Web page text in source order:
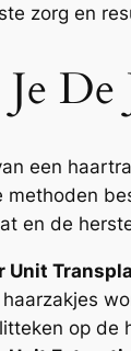
zorg en
een
methoden
en de
Unit
op de